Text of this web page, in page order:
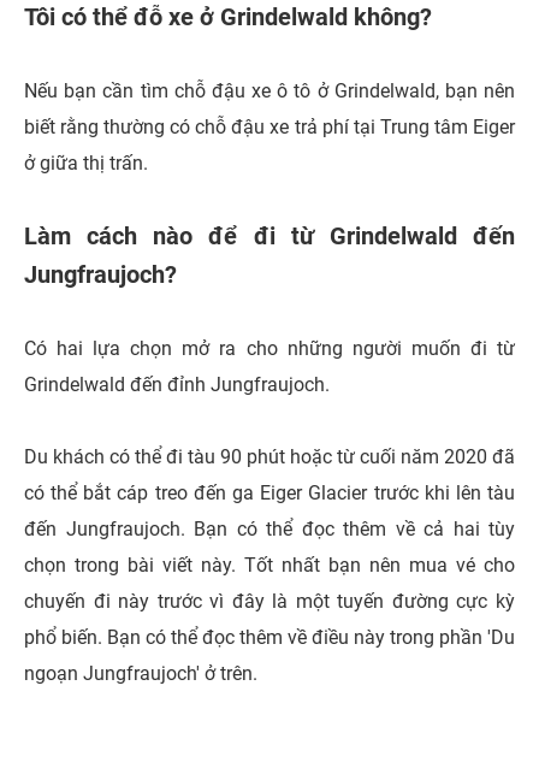
Tôi có thể đỗ xe ở Grindelwald không?
Nếu bạn cần tìm chỗ đậu xe ô tô ở Grindelwald, bạn nên
biết rằng thường có chỗ đậu xe trả phí tại Trung tâm Eiger
ở giữa thị trấn.
Làm cách nào để đi từ Grindelwald đến
Jungfraujoch?
Có hai lựa chọn mở ra cho những người muốn đi từ
Grindelwald đến đỉnh Jungfraujoch.
Du khách có thể đi tàu 90 phút hoặc từ cuối năm 2020 đã
có thể bắt cáp treo đến ga Eiger Glacier trước khi lên tàu
đến Jungfraujoch. Bạn có thể đọc thêm về cả hai tùy
chọn trong bài viết này. Tốt nhất bạn nên mua vé cho
chuyến đi này trước vì đây là một tuyến đường cực kỳ
phổ biến. Bạn có thể đọc thêm về điều này trong phần 'Du
ngoạn Jungfraujoch' ở trên.